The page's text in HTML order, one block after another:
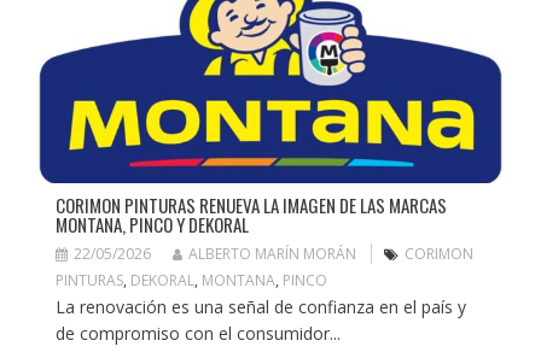
CORIMON PINTURAS RENUEVA LA IMAGEN DE LAS MARCAS
MONTANA, PINCO Y DEKORAL
22/05/2026 ALBERTO MARÍN MORÁN
CORIMON
PINTURAS, DEKORAL, MONTANA, PINCO
La renovación es una señal de confianza en el país y
de compromiso con el consumidor...